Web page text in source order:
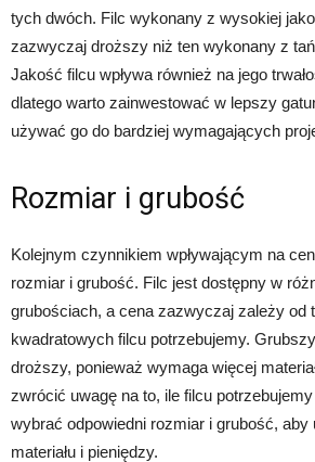
tych dwóch. Filc wykonany z wysokiej
zazwyczaj droższy niż ten wykonany z
Jakość filcu wpływa również na jego
dlatego warto zainwestować w lepszy
używać go do bardziej wymagających
Rozmiar i grubość
Kolejnym czynnikiem wpływającym na
rozmiar i grubość. Filc jest dostępny w
grubościach, a cena zazwyczaj zależy od
kwadratowych filcu potrzebujemy.
droższy, ponieważ wymaga więcej
zwrócić uwagę na to, ile filcu
wybrać odpowiedni rozmiar i grubość, aby
materiału i pieniędzy.